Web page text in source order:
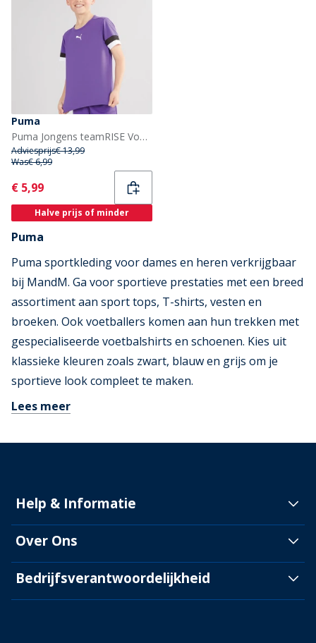
Puma
Puma Jongens teamRISE Voetbalshirts Paars
Adviesprijs€ 13,99
Was€ 6,99
Current
€ 5,99
Halve prijs of minder
Puma
Puma sportkleding voor dames en heren verkrijgbaar
bij MandM. Ga voor sportieve prestaties met een breed
assortiment aan sport tops, T-shirts, vesten en
broeken. Ook voetballers komen aan hun trekken met
gespecialiseerde voetbalshirts en schoenen. Kies uit
klassieke kleuren zoals zwart, blauw en grijs om je
sportieve look compleet te maken.
Lees meer
Help & Informatie
Over Ons
Bedrijfsverantwoordelijkheid